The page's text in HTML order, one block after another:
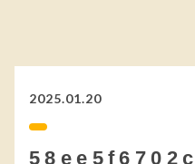
2025.01.20